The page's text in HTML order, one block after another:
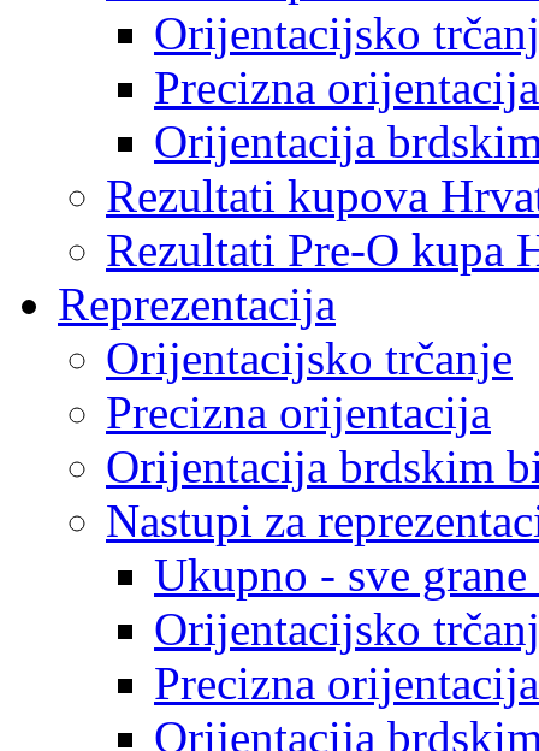
Orijentacijsko
Precizna orijentacija
Orijentacija
Rezultati kupova
Rezultati Pre-O kupa
Reprezentacija
Orijentacijsko trčanje
Precizna orijentacija
Orijentacija brdskim
Nastupi za
Ukupno - sve
Orijentacijsko
Precizna orijentacija
Orijentacija